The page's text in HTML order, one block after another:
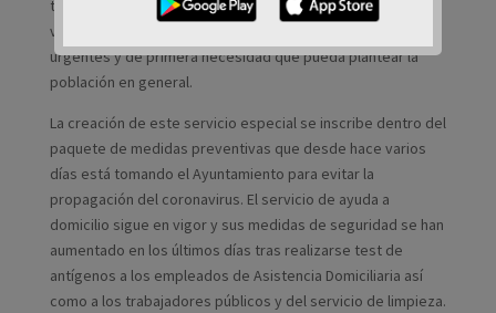
tanto la atención a los mayores y a las personas
vulnerables como cualquier otra petición sobre asuntos
urgentes y de primera necesidad que pueda plantear la
población en general.
La creación de este servicio especial se inscribe dentro del
paquete de medidas preventivas que desde hace varios
días está tomando el Ayuntamiento para evitar la
propagación del coronavirus. El servicio de ayuda a
domicilio sigue en vigor y sus medidas de seguridad se han
aumentado en los últimos días tras realizarse test de
antígenos a los empleados de Asistencia Domiciliaria así
como a los trabajadores públicos y del servicio de limpieza.